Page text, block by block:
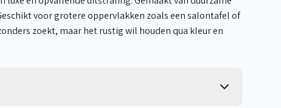
voor grotere oppervlakken zoals een salontafel of
zoekt, maar het rustig wil houden qua kleur en